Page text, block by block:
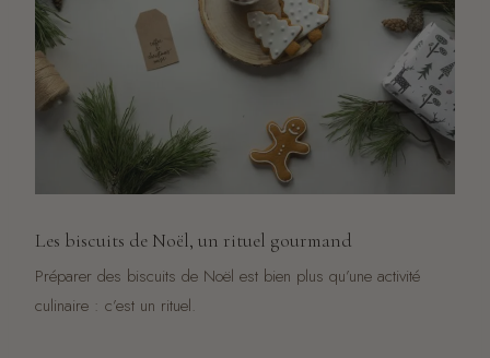
Les biscuits de Noël, un rituel gourmand
Préparer des biscuits de Noël est bien plus qu’une activité
culinaire : c’est un rituel.